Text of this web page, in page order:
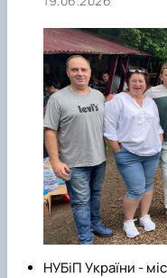
НУБіП України -